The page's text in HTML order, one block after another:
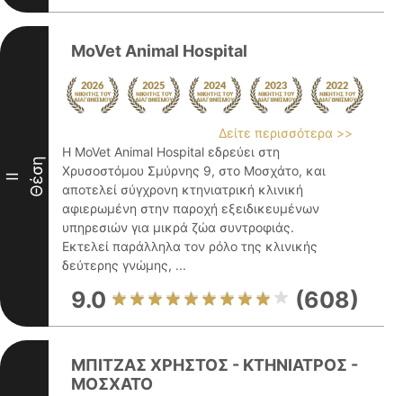
II Θέση
MoVet Animal Hospital
Δείτε περισσότερα >>
Η MoVet Animal Hospital εδρεύει στη
Χρυσοστόμου Σμύρνης 9, στο Μοσχάτο, και
αποτελεί σύγχρονη κτηνιατρική κλινική
αφιερωμένη στην παροχή εξειδικευμένων
υπηρεσιών για μικρά ζώα συντροφιάς.
Εκτελεί παράλληλα τον ρόλο της κλινικής
δεύτερης γνώμης, ...
9.0 (608)
ΜΠΙΤΖΑΣ ΧΡΗΣΤΟΣ - ΚΤΗΝΙΑΤΡΟΣ -
ΜΟΣΧΑΤΟ